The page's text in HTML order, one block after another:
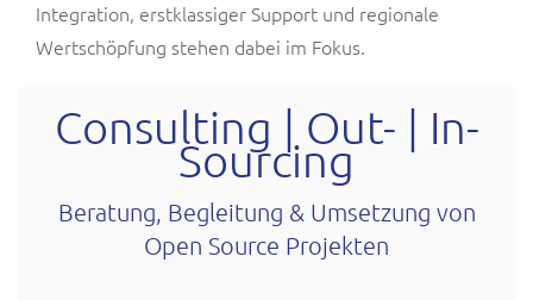
Integration, erstklassiger Support und regionale
Wertschöpfung stehen dabei im Fokus.
Consulting | Out- | In-
Sourcing
Beratung, Begleitung & Umsetzung von
Open Source Projekten